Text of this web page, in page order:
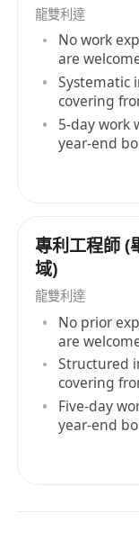
龍雙利達
No work
are
Systematic
covering
application
5-day work
year-end
專利工程師 (
域)
龍雙利達
No prior
are
Structured
covering
strategies
Five-day
year-end